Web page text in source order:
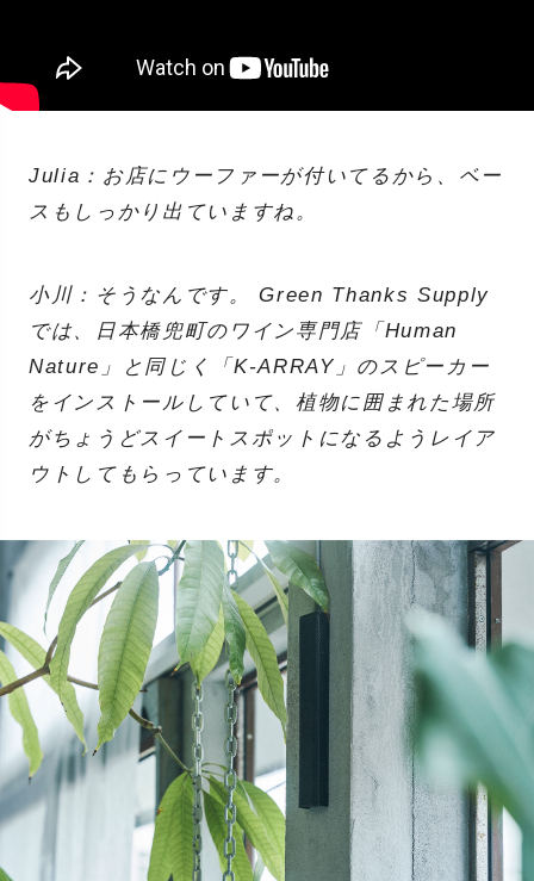
Julia：お店にウーファーが付いてるから、ベー
スもしっかり出ていますね。
小川：そうなんです。 Green Thanks Supply
では、日本橋兜町のワイン専門店「Human
Nature」と同じく「K-ARRAY」のスピーカー
をインストールしていて、植物に囲まれた場所
がちょうどスイートスポットになるようレイア
ウトしてもらっています。